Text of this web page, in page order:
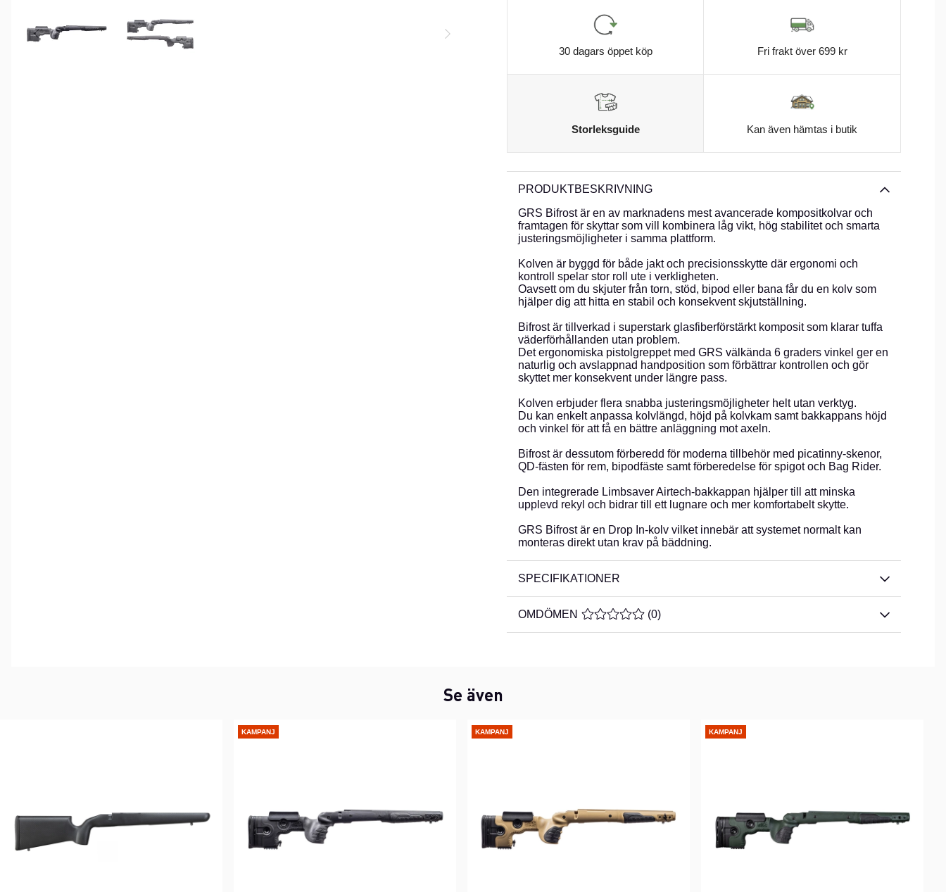
30 dagars öppet köp Fri frakt över 699 kr
Storleksguide Kan även hämtas i butik
PRODUKTBESKRIVNING
GRS Bifrost är en av marknadens mest avancerade kompositkolvar och
framtagen för skyttar som vill kombinera låg vikt, hög stabilitet och smarta
justeringsmöjligheter i samma plattform.
Kolven är byggd för både jakt och precisionsskytte där ergonomi och
kontroll spelar stor roll ute i verkligheten.
Oavsett om du skjuter från torn, stöd, bipod eller bana får du en kolv som
hjälper dig att hitta en stabil och konsekvent skjutställning.
Bifrost är tillverkad i superstark glasfiberförstärkt komposit som klarar tuffa
väderförhållanden utan problem.
Det ergonomiska pistolgreppet med GRS välkända 6 graders vinkel ger en
naturlig och avslappnad handposition som förbättrar kontrollen och gör
skyttet mer konsekvent under längre pass.
Kolven erbjuder flera snabba justeringsmöjligheter helt utan verktyg.
Du kan enkelt anpassa kolvlängd, höjd på kolvkam samt bakkappans höjd
och vinkel för att få en bättre anläggning mot axeln.
Bifrost är dessutom förberedd för moderna tillbehör med picatinny-skenor,
QD-fästen för rem, bipodfäste samt förberedelse för spigot och Bag Rider.
Den integrerade Limbsaver Airtech-bakkappan hjälper till att minska
upplevd rekyl och bidrar till ett lugnare och mer komfortabelt skytte.
GRS Bifrost är en Drop In-kolv vilket innebär att systemet normalt kan
monteras direkt utan krav på bäddning.
SPECIFIKATIONER
OMDÖMEN MEDELBETYG 0 AV 5 ANTAL BETYG 0
(0)
Se även
KAMPANJ KAMPANJ KAMPANJ